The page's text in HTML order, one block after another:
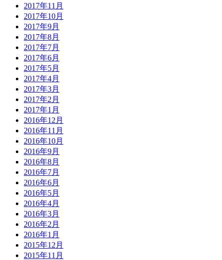
2017年11月
2017年10月
2017年9月
2017年8月
2017年7月
2017年6月
2017年5月
2017年4月
2017年3月
2017年2月
2017年1月
2016年12月
2016年11月
2016年10月
2016年9月
2016年8月
2016年7月
2016年6月
2016年5月
2016年4月
2016年3月
2016年2月
2016年1月
2015年12月
2015年11月